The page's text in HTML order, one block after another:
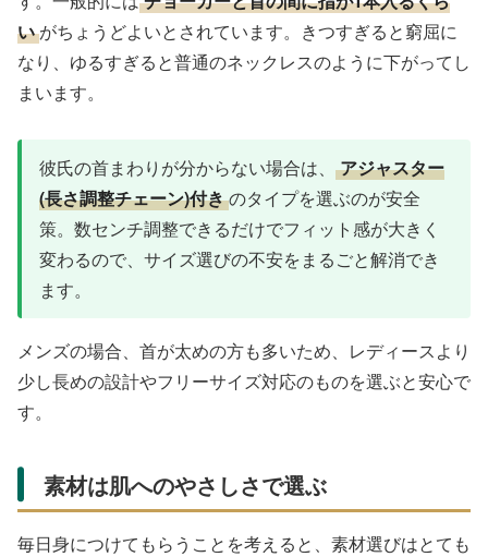
い がちょうどよいとされています。きつすぎると窮屈に
なり、ゆるすぎると普通のネックレスのように下がってし
まいます。
彼氏の首まわりが分からない場合は、
アジャスター
(長さ調整チェーン)付きのタイプを選ぶのが安全
策。数センチ調整できるだけでフィット感が大きく
変わるので、サイズ選びの不安をまるごと解消でき
ます。
メンズの場合、首が太めの方も多いため、レディースより
少し長めの設計やフリーサイズ対応のものを選ぶと安心で
す。
素材は肌へのやさしさで選ぶ
毎日身につけてもらうことを考えると、素材選びはとても